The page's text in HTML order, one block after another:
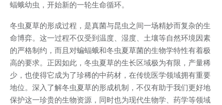
蝠蛾幼虫，开始新的一轮生命循环。
冬虫夏草的形成过程，是真菌与昆虫之间一场精妙而复杂的生
命博弈。这一过程不仅受到温度、湿度、土壤等自然环境因素
的严格制约，而且对蝙蝠蛾和冬虫夏草菌的生物学特性有着极
高的要求。正因如此，冬虫夏草的生长区域极为有限，产量稀
少，也使得它成为了珍稀的中药材，在传统医学领域拥有重要
地位。深入了解冬虫夏草的形成机制，不仅有助于我们更好地
保护这一珍贵的生物资源，同时也为现代生物学、药学等领域